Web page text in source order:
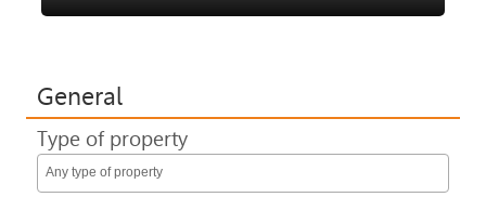
General
Type of property
Any type of property